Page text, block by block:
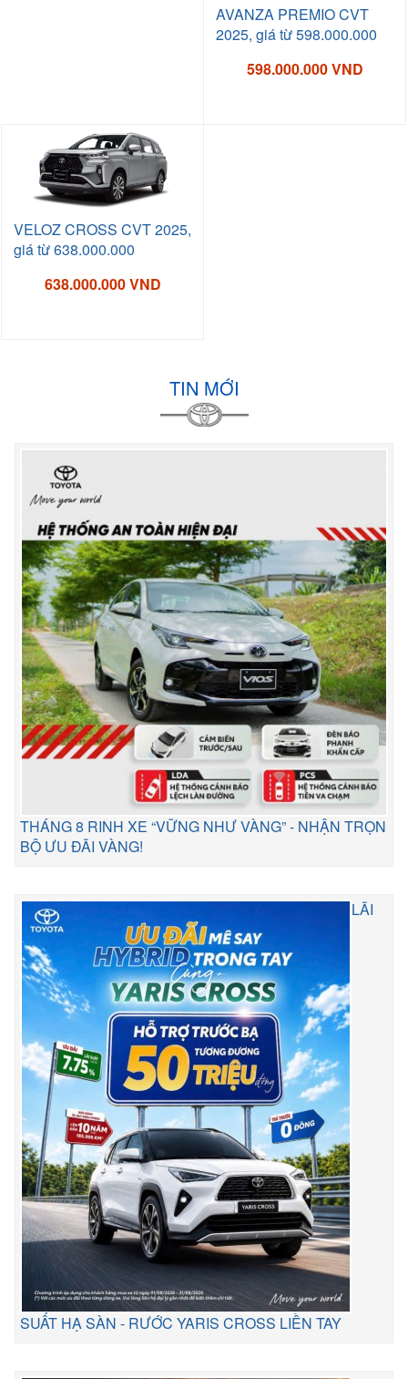
AVANZA PREMIO CVT
2025, giá từ 598.000.000
598.000.000 VND
VELOZ CROSS CVT 2025,
giá từ 638.000.000
638.000.000 VND
TIN MỚI
THÁNG 8 RINH XE “VỮNG NHƯ VÀNG” - NHẬN TRỌN
BỘ ƯU ĐÃI VÀNG!
LÃI
SUẤT HẠ SÀN - RƯỚC YARIS CROSS LIỀN TAY